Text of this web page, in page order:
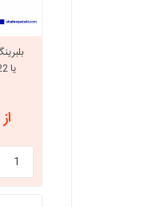
یا Dlx 9000251022 بلربیلینگ
از 1,620,000 ریال